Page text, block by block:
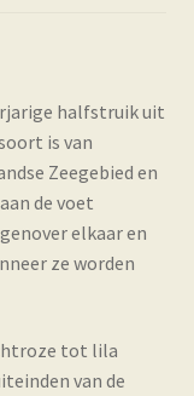
halfstruik uit
is van
Zeegebied en
de voet
elkaar en
ze worden
tot lila
van de